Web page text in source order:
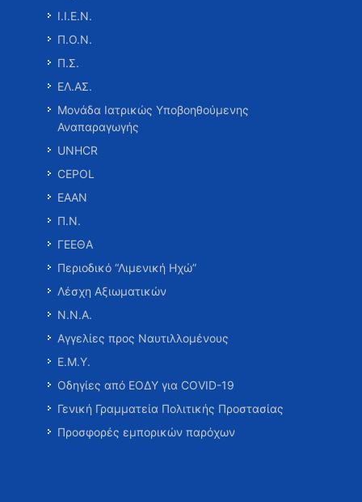
Ι.Ι.Ε.Ν.
Π.Ο.Ν.
Π.Σ.
ΕΛ.ΑΣ.
Μονάδα Ιατρικώς Υποβοηθούμενης
Αναπαραγωγής
UNHCR
CEPOL
ΕΑΑΝ
Π.Ν.
ΓΕΕΘΑ
Περιοδικό “Λιμενική Ηχώ”
Λέσχη Αξιωματικών
Ν.Ν.Α.
Αγγελίες προς Ναυτιλλομένους
Ε.Μ.Υ.
Οδηγίες από ΕΟΔΥ για COVID-19
Γενική Γραμματεία Πολιτικής Προστασίας
Προσφορές εμπορικών παρόχων